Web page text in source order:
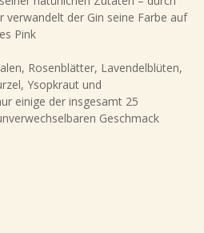
verwandelt der Gin seine Farbe auf
Pink
Rosenblätter, Lavendelblüten,
Ysopkraut und
einige der insgesamt 25
Geschmack